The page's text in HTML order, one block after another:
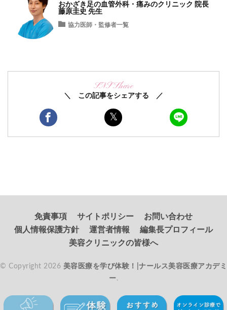
おかざき足の血管外科・痛みのクリニック 院長
藤原圭史 先生
協力医師・監修者一覧
SNS Share
＼ この記事をシェアする ／
免責事項 サイトポリシー
お問い合わせ
個人情報保護方針
運営者情報
編集長プロフィール
美容クリニックの皆様へ
© Copyright 2026 美容医療を学び体験！|ナールス美容医療アカデミ
ー.